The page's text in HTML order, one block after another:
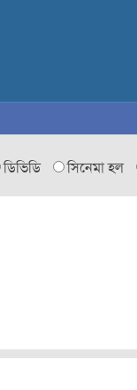
ডিভিডি সিনেমা হল